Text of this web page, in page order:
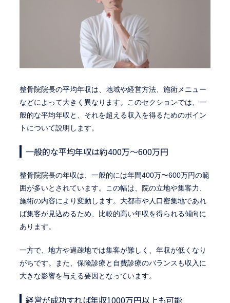
整骨院院長の平均年収は、地域や経営方法、施術メニュー
などによって大きく異なります。このセクションでは、一
般的な平均年収と、それを超える収入を得るためのポイン
トについて説明します。
一般的な平均年収は約400万〜600万円
整骨院院長の年収は、一般的には年間400万〜600万円の範
囲が多いとされています。この幅は、院の立地や集客力、
施術の内容により変動します。大都市や人口密集地であれ
ば集客が見込めるため、比較的高い年収を得られる傾向に
あります。
一方で、地方や過疎地では集客が難しく、年収が低くなり
がちです。また、保険診療と自費診療のバランスも収入に
大きな影響を与える要因となっています。
経営が成功すれば年収1000万円以上も可能